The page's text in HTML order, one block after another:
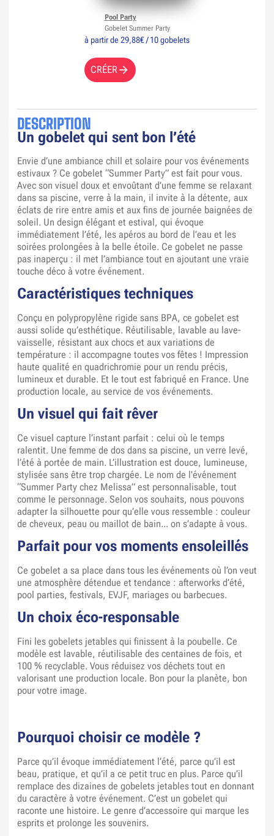
à partir de 29,88€ / 10 gobelets
CRÉER
Pool Party
Gobelet Summer Party
DESCRIPTION
Un gobelet qui sent bon l’été
Envie d’une ambiance chill et solaire pour vos événements
estivaux ? Ce gobelet “Summer Party” est fait pour vous.
Avec son visuel doux et envoûtant d’une femme se relaxant
dans sa piscine, verre à la main, il invite à la détente, aux
éclats de rire entre amis et aux fins de journée baignées de
soleil. Un design élégant et estival, qui évoque
immédiatement l’été, les apéros au bord de l’eau et les
soirées prolongées à la belle étoile. Ce gobelet ne passe
pas inaperçu : il met l’ambiance tout en ajoutant une vraie
touche déco à votre événement.
Caractéristiques techniques
Conçu en polypropylène rigide sans BPA, ce gobelet est
aussi solide qu’esthétique. Réutilisable, lavable au lave-
vaisselle, résistant aux chocs et aux variations de
température : il accompagne toutes vos fêtes ! Impression
haute qualité en quadrichromie pour un rendu précis,
lumineux et durable. Et le tout est fabriqué en France. Une
production locale, au service de vos événements.
Un visuel qui fait rêver
Ce visuel capture l’instant parfait : celui où le temps
ralentit. Une femme de dos dans sa piscine, un verre levé,
l’été à portée de main. L’illustration est douce, lumineuse,
stylisée sans être trop chargée. Le nom de l'événement
“Summer Party chez Melissa” est personnalisable, tout
comme le personnage. Selon vos souhaits, nous pouvons
adapter la silhouette pour qu’elle vous ressemble : couleur
de cheveux, peau ou maillot de bain... on s’adapte à vous.
Parfait pour vos moments ensoleillés
Ce gobelet a sa place dans tous les événements où l’on veut
une atmosphère détendue et tendance : afterworks d’été,
pool parties, festivals, EVJF, mariages ou barbecues.
Un choix éco-responsable
Fini les gobelets jetables qui finissent à la poubelle. Ce
modèle est lavable, réutilisable des centaines de fois, et
100 % recyclable. Vous réduisez vos déchets tout en
valorisant une production locale. Bon pour la planète, bon
pour votre image.
Pourquoi choisir ce modèle ?
Parce qu’il évoque immédiatement l’été, parce qu’il est
beau, pratique, et qu’il a ce petit truc en plus. Parce qu’il
remplace des dizaines de gobelets jetables tout en donnant
du caractère à votre événement. C’est un gobelet qui
raconte une histoire. Le genre d’accessoire qui marque les
esprits et prolonge les souvenirs.